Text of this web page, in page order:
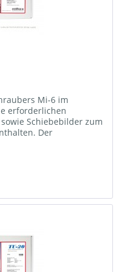
Mi-6 im
erforderlichen
Schiebebilder zum
Der